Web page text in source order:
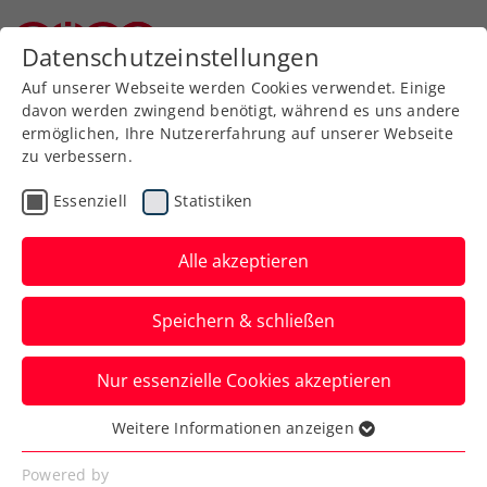
Zurück zur Newsübersicht
Turniere
ATP-Challenger
Montemar: Neumayer
erst im Finale gestoppt
Indes gelingt Mavie Österreicher beim
ITF-Damenturnier in Monastir ein
internationaler Premierensieg.
Verfasst von: Manuel Wachta, 25.11.2024
Datenschutzeinstellungen
Auf unserer Webseite werden Cookies verwendet. Einige
davon werden zwingend benötigt, während es uns andere
ermöglichen, Ihre Nutzererfahrung auf unserer Webseite
zu verbessern.
Essenziell Statistiken
Alle akzeptieren
Speichern & schließen
Nur essenzielle Cookies akzeptieren
Essenziell
Essenzielle Cookies werden für grundlegende
Weitere Informationen anzeigen
Powered by